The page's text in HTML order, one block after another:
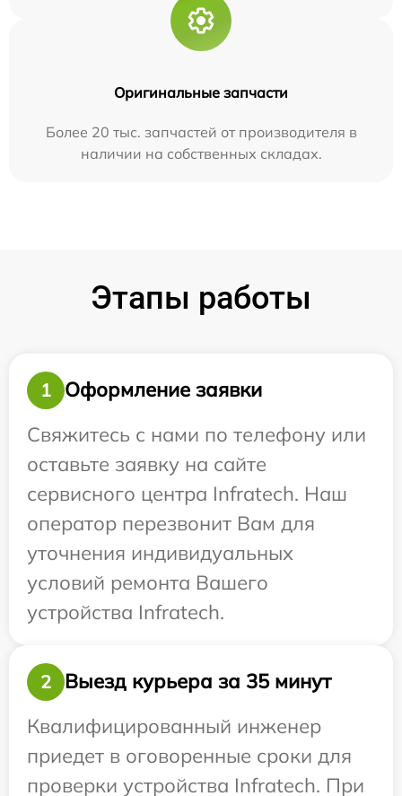
Оригинальные запчасти
Более 20 тыс. запчастей от производителя в
наличии на собственных складах.
Этапы работы
1
Оформление заявки
Свяжитесь с нами по телефону или
оставьте заявку на сайте
сервисного центра Infratech. Наш
оператор перезвонит Вам для
уточнения индивидуальных
условий ремонта Вашего
устройства Infratech.
2
Выезд курьера за 35 минут
Квалифицированный инженер
приедет в оговоренные сроки для
проверки устройства Infratech. При